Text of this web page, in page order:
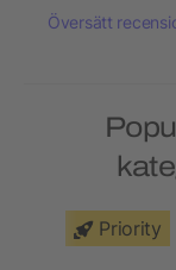
Översätt
Priority